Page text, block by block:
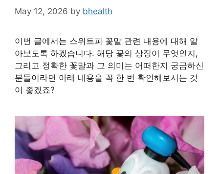
May 12, 2026 by bhealth
이번 글에서는 스위트피 꽃말 관련 내용에 대해 알
아보도록 하겠습니다. 해당 꽃의 상징이 무엇인지,
그리고 정확한 꽃말과 그 의미는 어떠한지 궁금하신
분들이라면 아래 내용을 꼭 한 번 확인해보시는 것
이 좋겠죠?